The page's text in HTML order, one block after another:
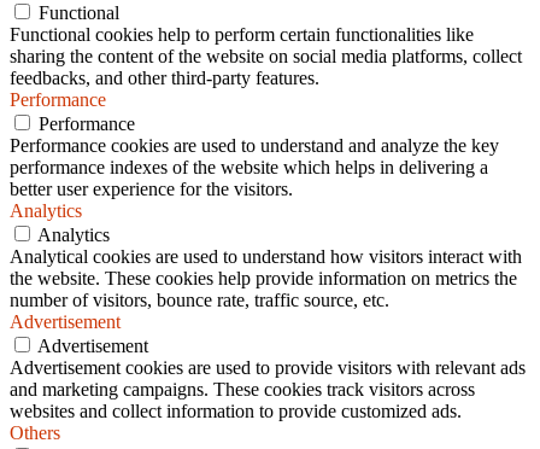
Functional
Functional cookies help to perform certain functionalities like
sharing the content of the website on social media platforms, collect
feedbacks, and other third-party features.
Performance
Performance
Performance cookies are used to understand and analyze the key
performance indexes of the website which helps in delivering a
better user experience for the visitors.
Analytics
Analytics
Analytical cookies are used to understand how visitors interact with
the website. These cookies help provide information on metrics the
number of visitors, bounce rate, traffic source, etc.
Advertisement
Advertisement
Advertisement cookies are used to provide visitors with relevant ads
and marketing campaigns. These cookies track visitors across
websites and collect information to provide customized ads.
Others